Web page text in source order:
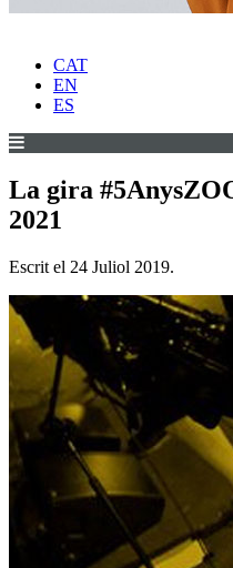
CAT
EN
ES
La gira
2021
Escrit el 24 Juliol 2019.